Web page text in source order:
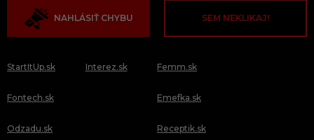
NAHLÁSIŤ CHYBU SEM NEKLIKAJ!
StartItUp.sk
Fontech.sk
Odzadu.sk
Interez.sk Femm.sk
Emefka.sk
Receptik.sk